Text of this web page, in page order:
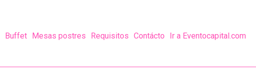
Buffet Mesas postres Requisitos Contácto Ir a Eventocapital.com